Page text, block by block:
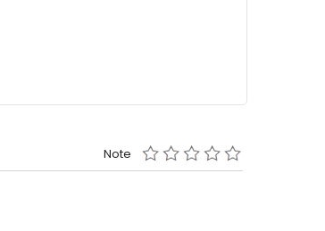
Note